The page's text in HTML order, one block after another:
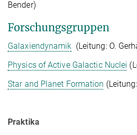
Bender)
Forschungsgruppen
Galaxiendynamik (Leitung: O.
Physics of Active Galactic Nuclei
Star and Planet Formation
Praktika